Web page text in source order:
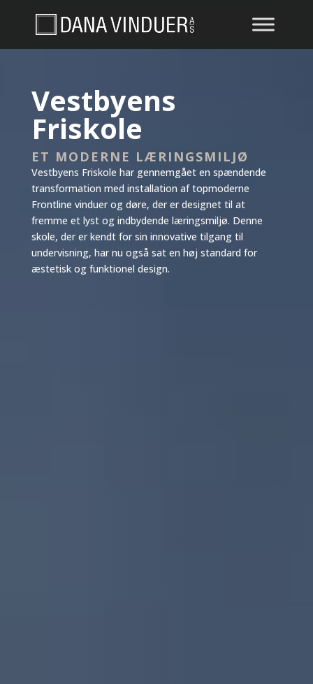
Vestbyens
Friskole
ET MODERNE LÆRINGSMILJØ
Vestbyens Friskole har gennemgået en spændende
transformation med installation af topmoderne
Frontline vinduer og døre, der er designet til at
fremme et lyst og indbydende læringsmiljø. Denne
skole, der er kendt for sin innovative tilgang til
undervisning, har nu også sat en høj standard for
æstetisk og funktionel design.